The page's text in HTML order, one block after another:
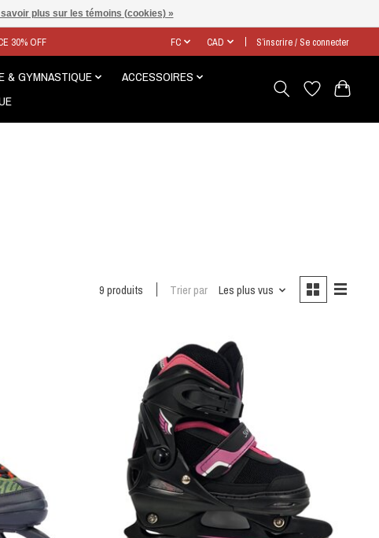
30% OFF FC CAD S’inscrire / Se connecter
& GYMNASTIQUE
ACCESSOIRES
9 produits Trier par Les plus vus
savoir plus sur les témoins (cookies) »